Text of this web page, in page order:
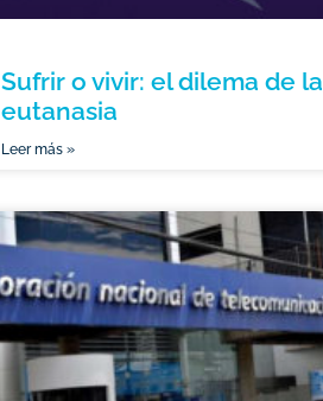
Sufrir o vivir: el dilema de la
eutanasia
Leer más »